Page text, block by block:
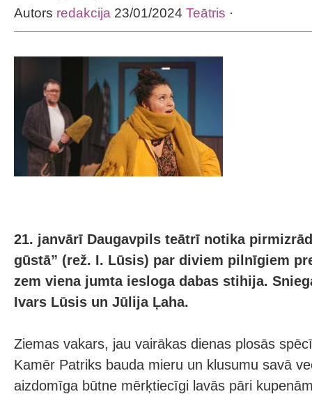
Autors redakcija 23/01/2024 Teātris ·
21. janvārī Daugavpils teātrī notika
gūstā” (rež. I. Lūsis) par diviem pilnīgiem
zem viena jumta iesloga dabas stihija.
Ivars Lūsis un Jūlija Ļaha.
Ziemas vakars, jau vairākas dienas plosās
Kamēr Patriks bauda mieru un klusumu savā
aizdomīga būtne mērķtiecīgi lavās pāri